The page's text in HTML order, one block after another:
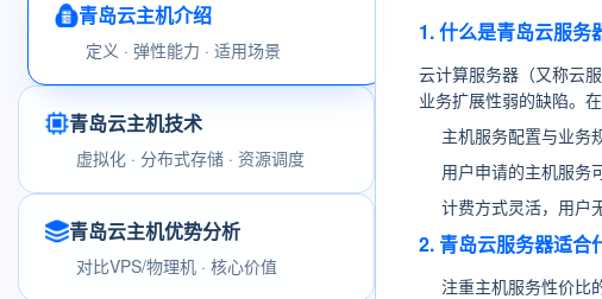
青岛云主机介绍
定义 · 弹性能力 · 适用场景
青岛云主机技术
虚拟化 · 分布式存储 · 资源调度
青岛云主机优势分析
对比VPS/物理机 · 核心价值
1. 什么是青岛云服务
云计算服务器（又称云
业务扩展性弱的缺陷。
主机服务配置与业务
用户申请的主机服务
计费方式灵活，用户
2. 青岛云服务器适合
注重主机服务性价比